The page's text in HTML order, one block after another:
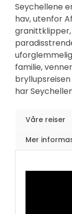
Seychellene
hav, utenfor
familie,
har
Våre reiser
Mer